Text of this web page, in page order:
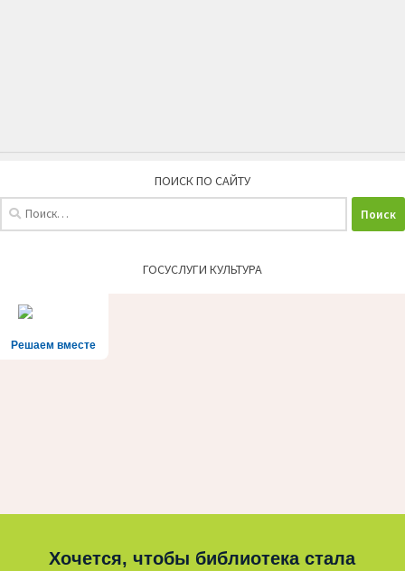
ПОИСК ПО САЙТУ
ГОСУСЛУГИ КУЛЬТУРА
Решаем вместе
Хочется, чтобы библиотека стала